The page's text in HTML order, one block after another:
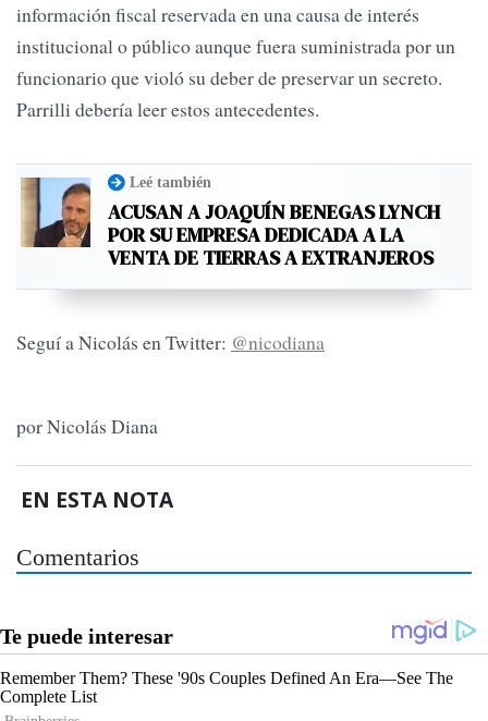
información fiscal reservada en una causa de interés
institucional o público aunque fuera suministrada por un
funcionario que violó su deber de preservar un secreto.
Parrilli debería leer estos antecedentes.
Leé también
ACUSAN A JOAQUÍN BENEGAS LYNCH
POR SU EMPRESA DEDICADA A LA
VENTA DE TIERRAS A EXTRANJEROS
Seguí a Nicolás en Twitter: @nicodiana
por Nicolás Diana
EN ESTA NOTA
Comentarios